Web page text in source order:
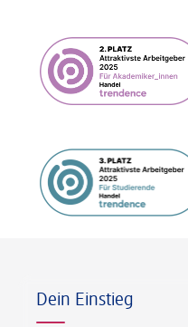
Dein Einstieg